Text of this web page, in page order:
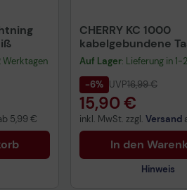
Werktagen
5,99 €
CHERRY KC 1000
kabelgebundene
QWERTZ DE -
Auf Lager: Lieferung in
-6% UVP16,99 €
15,90 €
inkl. MwSt. zzgl. Versand
In den
Hinweis